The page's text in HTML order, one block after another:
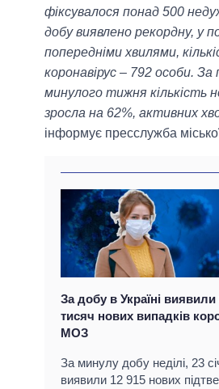
фіксувалося понад 500
добу виявлено рекордну, у
попередніми хвилями,
коронавірус – 792 особи. За
минулого тижня кількість
зросла на 62%, активних
інформує пресслужба
За добу в Україні
тисяч нових випадків
МОЗ
За минулу добу неділі, 23
виявили 12 915 нових